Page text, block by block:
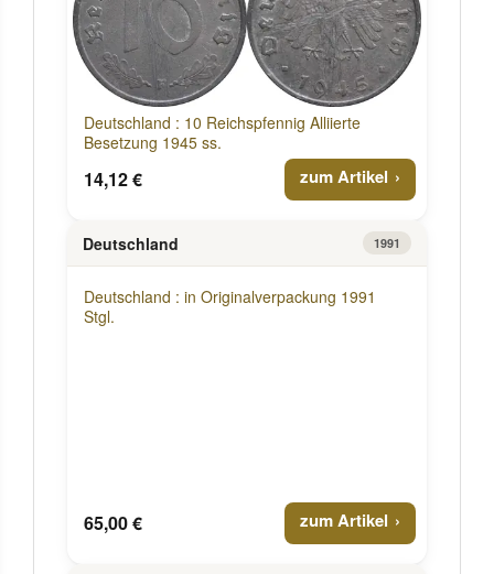
Deutschland : 10 Reichspfennig Alliierte
Besetzung 1945 ss.
14,12 € zum Artikel
Deutschland 1991
Deutschland : in Originalverpackung 1991
Stgl.
65,00 € zum Artikel